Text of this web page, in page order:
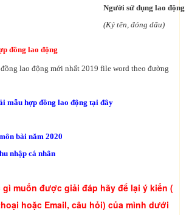
Người sử dụng lao động
(Ký tên, đóng dấu)
đồng lao động
lao động mới nhất 2019 file word theo đường
mẫu hợp đồng lao động tại đây
bài năm 2020
nhập cá nhân
gì muốn được giải đáp hãy để lại ý kiến (
hoặc Email, câu hỏi) của mình dưới